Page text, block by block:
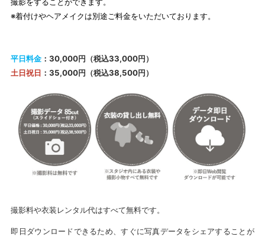
※着付けやヘアメイクは別途ご料金をいただいております。
平日料金 ：30,000円（税込33,000円）
土日祝日 ：35,000円（税込38,500円）
撮影料や衣装レンタル代はすべて無料です。
即日ダウンロードできるため、すぐに写真データをシェアすることが